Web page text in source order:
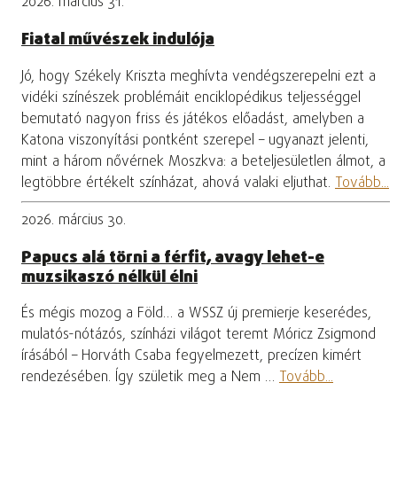
Fiatal művészek indulója
Jó, hogy Székely Kriszta meghívta vendégszerepelni ezt a
vidéki színészek problémáit enciklopédikus teljességgel
bemutató nagyon friss és játékos előadást, amelyben a
Katona viszonyítási pontként szerepel – ugyanazt jelenti,
mint a három nővérnek Moszkva: a beteljesületlen álmot, a
legtöbbre értékelt színházat, ahová valaki eljuthat. Tovább...
2026. március 30.
Papucs alá törni a férfit, avagy lehet-e
muzsikaszó nélkül élni
És mégis mozog a Föld… a WSSZ új premierje keserédes,
mulatós-nótázós, színházi világot teremt Móricz Zsigmond
írásából – Horváth Csaba fegyelmezett, precízen kimért
rendezésében. Így születik meg a Nem … Tovább...